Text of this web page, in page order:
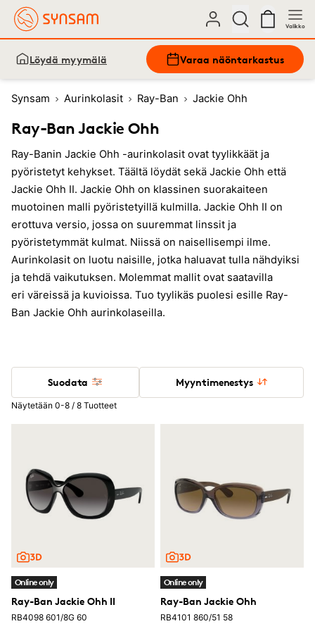
Valikko
Löydä myymälä Varaa näöntarkastus
Synsam Aurinkolasit Ray-Ban Jackie Ohh
Ray-Ban Jackie Ohh
Ray-Banin Jackie Ohh -aurinkolasit ovat tyylikkäät ja
pyöristetyt kehykset. Täältä löydät sekä Jackie Ohh että
Jackie Ohh II. Jackie Ohh on klassinen suorakaiteen
muotoinen malli pyöristetyillä kulmilla. Jackie Ohh II on
erottuva versio, jossa on suuremmat linssit ja
pyöristetymmät kulmat. Niissä on naisellisempi ilme.
Aurinkolasit on luotu naisille, jotka haluavat tulla nähdyiksi
ja tehdä vaikutuksen. Molemmat mallit ovat saatavilla
eri väreissä ja kuvioissa. Tuo tyylikäs puolesi esille Ray-
Ban Jackie Ohh aurinkolaseilla.
Suodata Myyntimenestys
Näytetään 0-8 / 8 Tuotteet
Online only
Ray-Ban Jackie Ohh II
RB4098 601/8G 60
Online only
Ray-Ban Jackie Ohh
RB4101 860/51 58